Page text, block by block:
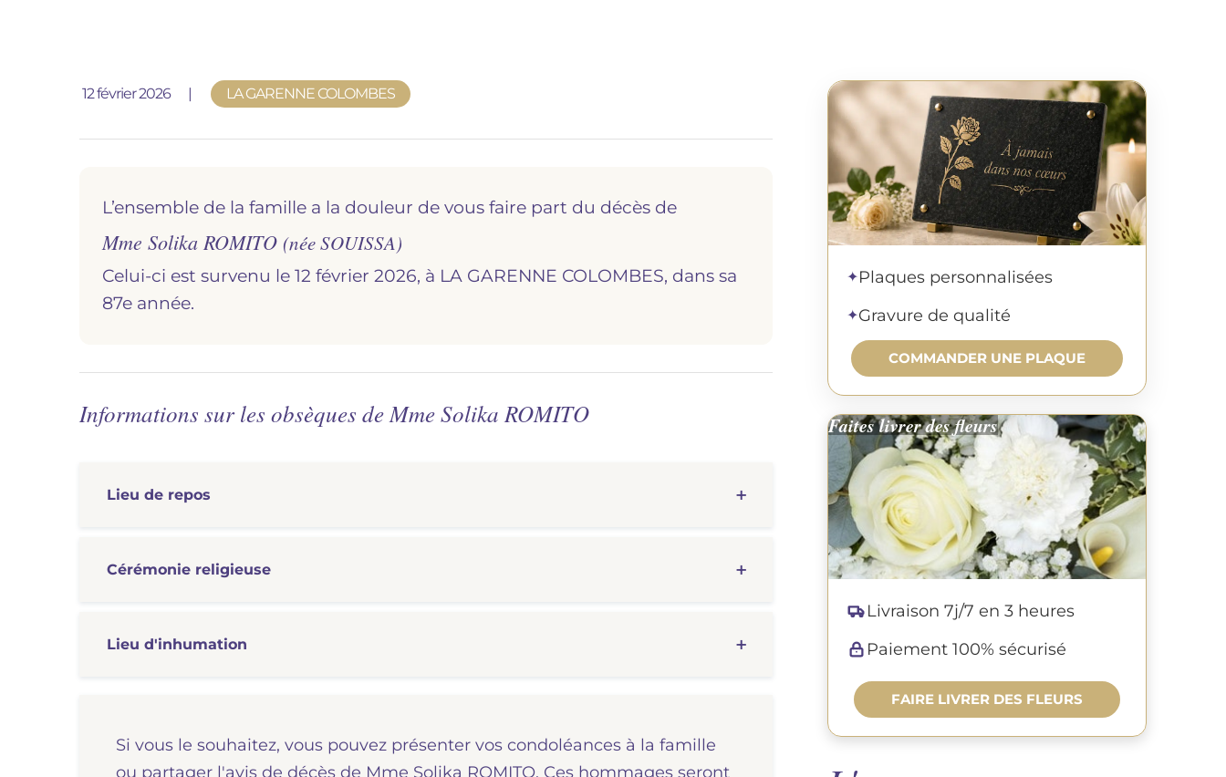
Publié le
12 février 2026 LA GARENNE COLOMBES
L’ensemble de la famille a la douleur de vous faire part du décès de
Mme Solika ROMITO (née SOUISSA)
Celui-ci est survenu le 12 février 2026, à LA GARENNE COLOMBES, dans sa
87e année.
Informations sur les obsèques de Mme Solika ROMITO
Lieu de repos
Cérémonie religieuse
Lieu d'inhumation
Si vous le souhaitez, vous pouvez présenter vos condoléances à la famille
ou partager l'avis de décès de Mme Solika ROMITO. Ces hommages seront
✦Plaques personnalisées
✦Gravure de qualité
COMMANDER UNE PLAQUE
Faites livrer des fleurs
Livraison 7j/7 en 3 heures
Paiement 100% sécurisé
FAIRE LIVRER DES FLEURS